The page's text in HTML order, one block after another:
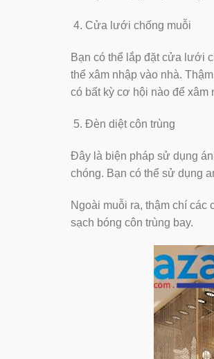
Cửa lưới chống muỗi
Bạn có thể lắp đặt cửa lưới
thể xâm nhập vào nhà.
có bất kỳ cơ hội nào để xâm
Đèn diệt côn trùng
Đây là biện pháp sử dụng
chóng. Bạn có thể sử dụng
Ngoài muỗi ra, thậm chí
sạch bóng côn trùng bay.